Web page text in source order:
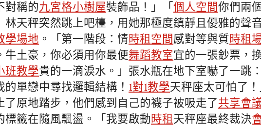
對稱的九宮格小樹屋裝飾品！」「 個人空間你們兩
林天秤突然跳上吧檯，用她那極度鎮靜且優雅的聲
學場地 。「第一階段：情時租空間感對等與質時租
牛土豪，你必須用你最便舞蹈教室宜的一張鈔票，
班教學貴的一滴淚水。」張水瓶在地下室嚇了一跳
的單戀中尋找邏輯結構！ 1對1教學天秤座太可怕了
了原地踏步，他們感到自己的襪子被吸走了共享會
標籤在隨風飄盪。「我要啟動時租天秤座最終裁決